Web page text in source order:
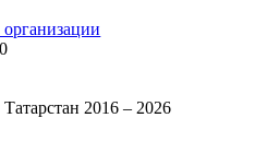
2016 – 2026